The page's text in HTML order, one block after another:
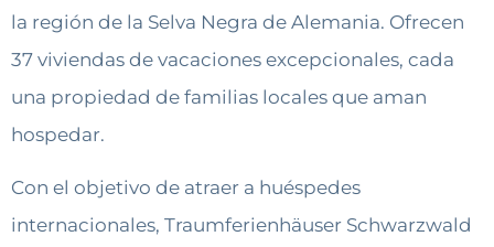
la región de la Selva Negra de Alemania. Ofrecen
37 viviendas de vacaciones excepcionales, cada
una propiedad de familias locales que aman
hospedar.
Con el objetivo de atraer a huéspedes
internacionales, Traumferienhäuser Schwarzwald